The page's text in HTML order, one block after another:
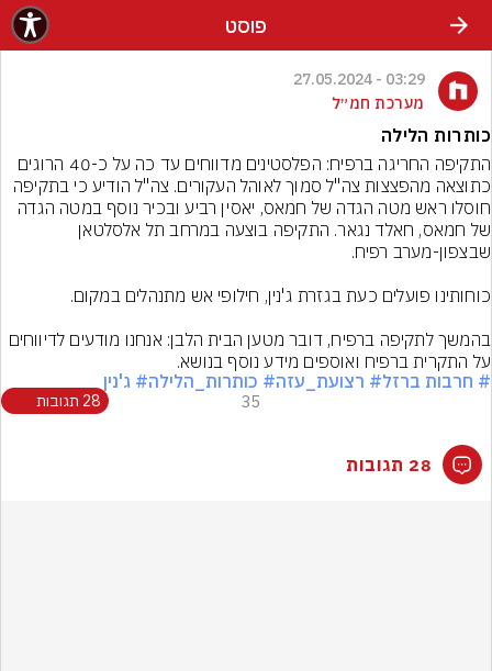
פוסט
03:29 - 27.05.2024
מערכת חמ״ל
כותרות הלילה
על התקרית ברפיח ואוספים מידע נוסף בנושא.
# חרבות ברזל# רצועת_עזה# כותרות_הלילה# ג'נין
35 28 תגובות
28 תגובות